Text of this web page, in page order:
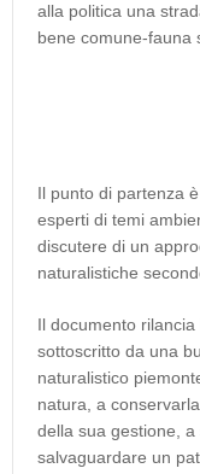
alla politica una
bene comune-fauna
Il punto di partenza
esperti di temi
discutere di un
naturalistiche
Il documento
sottoscritto da una
naturalistico
natura, a
della sua gestione,
salvaguardare un